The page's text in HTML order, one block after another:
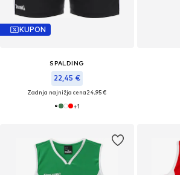
KUPON
SPALDING
22,45 €
Zadnja najnižja cena24,95 €
+1